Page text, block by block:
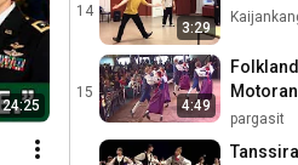
24:25
14
3:29
15
4:49
pargasit